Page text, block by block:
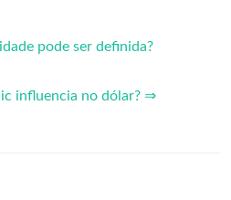
pode ser definida?
influencia no dólar? ⇒